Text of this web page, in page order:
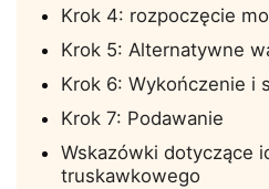
Krok 4: rozpoczęcie
Krok 5: Alternatywne
Krok 6: Wykończenie i
Krok 7: Podawanie
Wskazówki dotyczące
truskawkowego